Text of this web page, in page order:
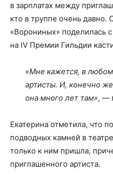
в зарплатах между
кто в труппе очень
«Ворониных» поделилась
на IV Премии Гильдии
«Мне кажется, в
артисты. И, конечно
она много лет там», —
Екатерина отметила, что
подводных камней в
только к ним пришла,
приглашенного артиста.